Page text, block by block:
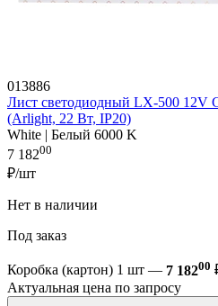
013886
Лист светодиодный LX-500 12V
(Arlight, 22 Вт, IP20)
White | Белый 6000 K
7 18200
₽/шт
Нет в наличии
Под заказ
Коробка (картон) 1 шт — 7 18200
Актуальная цена по запросу